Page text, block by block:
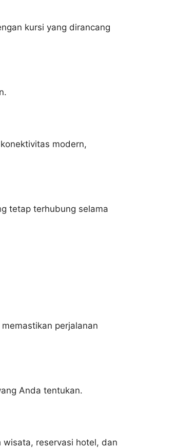
kursi yang dirancang
modern,
tetap terhubung selama
perjalanan
Anda tentukan.
reservasi hotel, dan